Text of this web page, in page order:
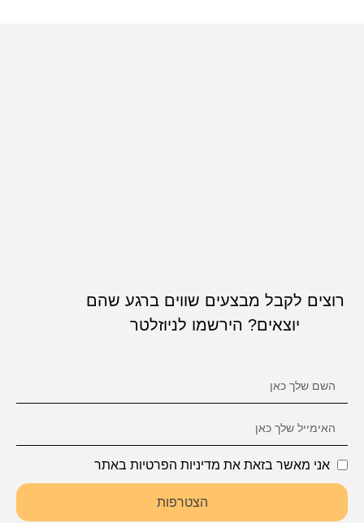
רוצים לקבל מבצעים שווים ברגע שהם
יוצאים? הירשמו לניוזלטר
אני מאשר בזאת את מדיניות הפרטיות באתר
הצטרפות